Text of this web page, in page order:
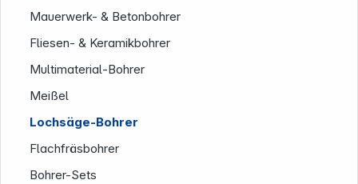
Mauerwerk- & Betonbohrer
Fliesen- & Keramikbohrer
Multimaterial-Bohrer
Meißel
Lochsäge-Bohrer
Flachfräsbohrer
Bohrer-Sets